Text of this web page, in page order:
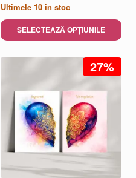
45,00 lei
până
la
100,00 lei
Ultimele 10 in stoc
SELECTEAZĂ OPȚIUNILE
mai
multe
variații.
Opțiunile
pot
fi
27%